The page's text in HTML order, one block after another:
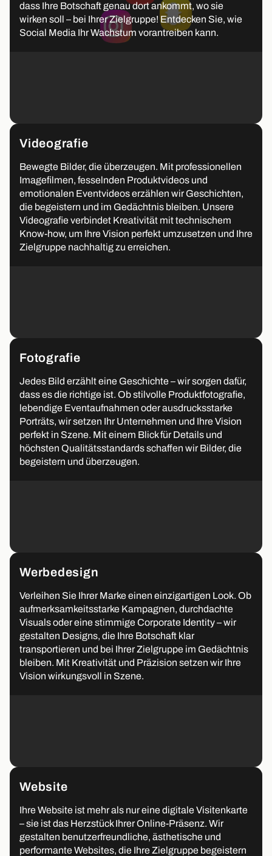
dass Ihre Botschaft genau dort ankommt, wo sie
wirken soll – bei Ihrer Zielgruppe! Entdecken Sie, wie
Social Media Ihr Wachstum vorantreiben kann.
Videografie
Bewegte Bilder, die überzeugen. Mit professionellen
Imagefilmen, fesselnden Produktvideos und
emotionalen Eventvideos erzählen wir Geschichten,
die begeistern und im Gedächtnis bleiben. Unsere
Videografie verbindet Kreativität mit technischem
Know-how, um Ihre Vision perfekt umzusetzen und Ihre
Zielgruppe nachhaltig zu erreichen.
Fotografie
Jedes Bild erzählt eine Geschichte – wir sorgen dafür,
dass es die richtige ist. Ob stilvolle Produktfotografie,
lebendige Eventaufnahmen oder ausdrucksstarke
Porträts, wir setzen Ihr Unternehmen und Ihre Vision
perfekt in Szene. Mit einem Blick für Details und
höchsten Qualitätsstandards schaffen wir Bilder, die
begeistern und überzeugen.
Werbedesign
Verleihen Sie Ihrer Marke einen einzigartigen Look. Ob
aufmerksamkeitsstarke Kampagnen, durchdachte
Visuals oder eine stimmige Corporate Identity – wir
gestalten Designs, die Ihre Botschaft klar
transportieren und bei Ihrer Zielgruppe im Gedächtnis
bleiben. Mit Kreativität und Präzision setzen wir Ihre
Vision wirkungsvoll in Szene.
Website
Ihre Website ist mehr als nur eine digitale Visitenkarte
– sie ist das Herzstück Ihrer Online-Präsenz. Wir
gestalten benutzerfreundliche, ästhetische und
performante Websites, die Ihre Zielgruppe begeistern